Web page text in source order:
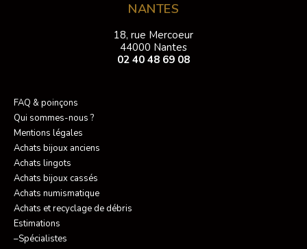
NANTES
18, rue Mercoeur
44000 Nantes
02 40 48 69 08
FAQ & poinçons
Qui sommes-nous ?
Mentions légales
Achats bijoux anciens
Achats lingots
Achats bijoux cassés
Achats numismatique
Achats et recyclage de débris
Estimations
–Spécialistes